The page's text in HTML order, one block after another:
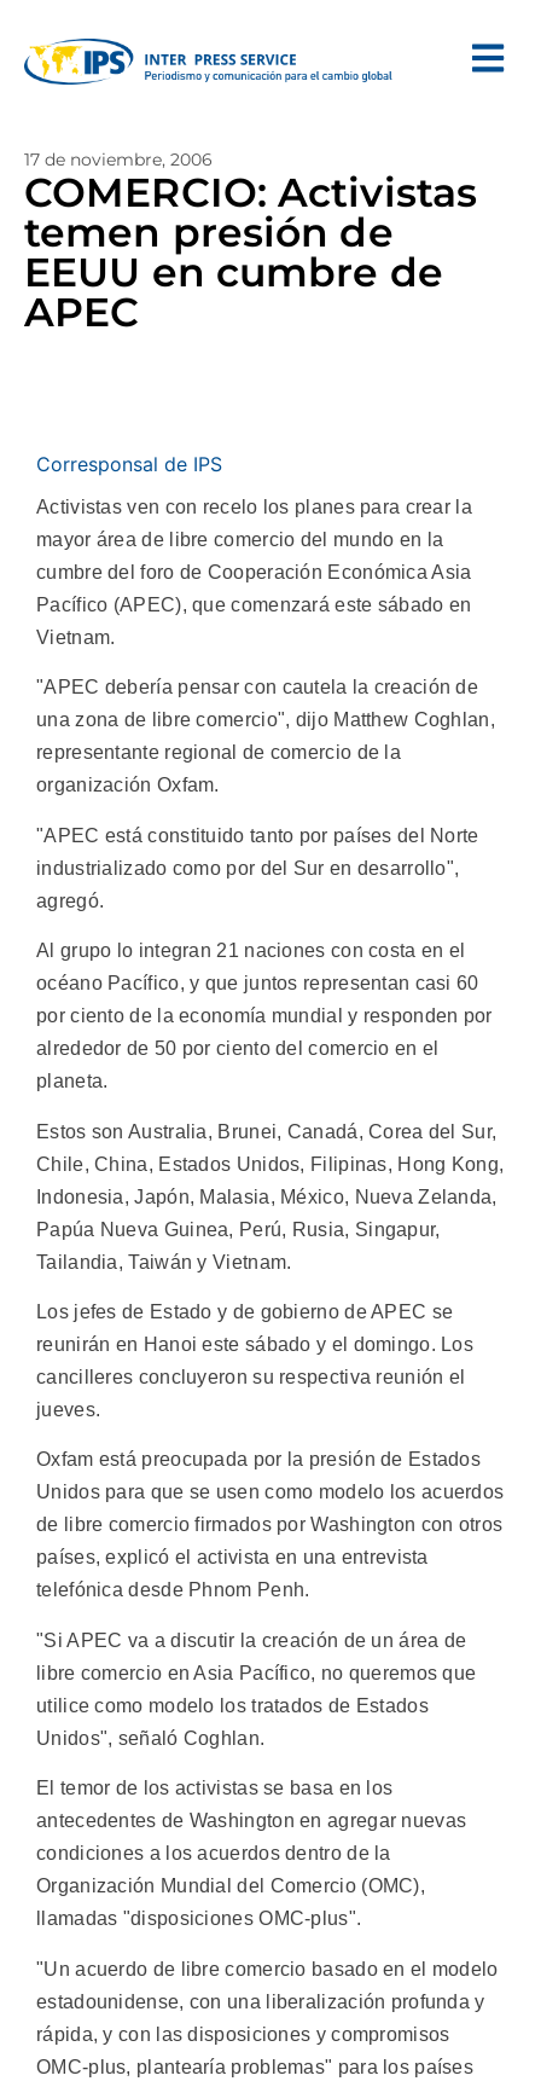
17 de noviembre, 2006
COMERCIO: Activistas
temen presión de
EEUU en cumbre de
APEC
Corresponsal de IPS
Activistas ven con recelo los planes para crear la
mayor área de libre comercio del mundo en la
cumbre del foro de Cooperación Económica Asia
Pacífico (APEC), que comenzará este sábado en
Vietnam.
"APEC debería pensar con cautela la creación de
una zona de libre comercio", dijo Matthew Coghlan,
representante regional de comercio de la
organización Oxfam.
"APEC está constituido tanto por países del Norte
industrializado como por del Sur en desarrollo",
agregó.
Al grupo lo integran 21 naciones con costa en el
océano Pacífico, y que juntos representan casi 60
por ciento de la economía mundial y responden por
alrededor de 50 por ciento del comercio en el
planeta.
Estos son Australia, Brunei, Canadá, Corea del Sur,
Chile, China, Estados Unidos, Filipinas, Hong Kong,
Indonesia, Japón, Malasia, México, Nueva Zelanda,
Papúa Nueva Guinea, Perú, Rusia, Singapur,
Tailandia, Taiwán y Vietnam.
Los jefes de Estado y de gobierno de APEC se
reunirán en Hanoi este sábado y el domingo. Los
cancilleres concluyeron su respectiva reunión el
jueves.
Oxfam está preocupada por la presión de Estados
Unidos para que se usen como modelo los acuerdos
de libre comercio firmados por Washington con otros
países, explicó el activista en una entrevista
telefónica desde Phnom Penh.
"Si APEC va a discutir la creación de un área de
libre comercio en Asia Pacífico, no queremos que
utilice como modelo los tratados de Estados
Unidos", señaló Coghlan.
El temor de los activistas se basa en los
antecedentes de Washington en agregar nuevas
condiciones a los acuerdos dentro de la
Organización Mundial del Comercio (OMC),
llamadas "disposiciones OMC-plus".
"Un acuerdo de libre comercio basado en el modelo
estadounidense, con una liberalización profunda y
rápida, y con las disposiciones y compromisos
OMC-plus, plantearía problemas" para los países